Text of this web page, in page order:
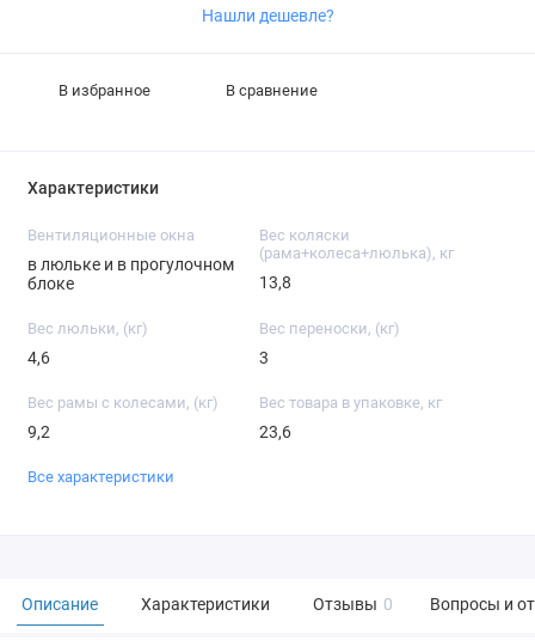
Нашли дешевле?
В избранное В сравнение
Характеристики
Вентиляционные окна
в люльке и в прогулочном
блоке
Вес коляски
(рама+колеса+люлька), кг
13,8
Вес люльки, (кг)
4,6
Вес переноски, (кг)
3
Вес рамы с колесами, (кг)
9,2
Вес товара в упаковке, кг
23,6
Все характеристики
Описание Характеристики Отзывы 0 Вопросы и